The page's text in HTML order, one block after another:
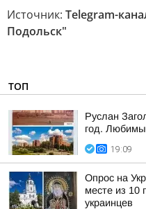
Источник: Telegram-
Подольск"
ТОП
Руслан
год.
19:09
Опрос на
месте из 10
украинцев